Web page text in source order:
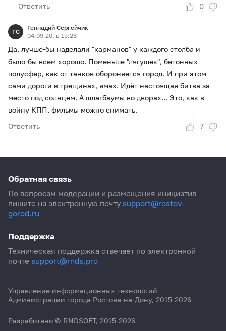
Ответить
0
ГС
Геннадий Сергейчик
04.09.20, в 15:28
Да, лучше-бы наделали "карманов" у каждого столба и
было-бы всем хорошо. Поменьше "лягушек", бетонных
полусфер, как от танков обороняется город. И при этом
сами дороги в трещинах, ямах. Идёт настоящая битва за
место под солнцем. А шлагбаумы во дворах... Это, как в
войну КПП, фильмы можно снимать.
Ответить
7
Обратная связь
По вопросам модерации и размещения инициатив
пишите на электронную почту support@rostov-
gorod.ru
Поддержка
Техническая поддержка отвечает по электронной
почте support@rnds.pro
Управление информационных технологий
Администрации города Ростова-на-Дону, 2015-2026
Разработано © RNDSOFT, 2015-2026